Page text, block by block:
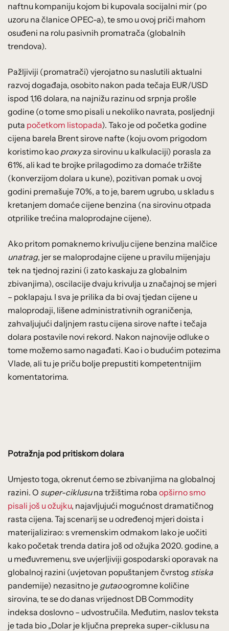
naftnu kompaniju kojom bi kupovala socijalni mir (po
uzoru na članice OPEC-a), te smo u ovoj priči mahom
osuđeni na rolu pasivnih promatrača (globalnih
trendova).
Pažljiviji (promatrači) vjerojatno su naslutili aktualni
razvoj događaja, osobito nakon pada tečaja EUR/USD
ispod 1,16 dolara, na najnižu razinu od srpnja prošle
godine (o tome smo pisali u nekoliko navrata, posljednji
puta početkom listopada). Tako je od početka godine
cijena barela Brent sirove nafte (koju ovom prigodom
koristimo kao proxyza sirovinu u kalkulaciji) porasla za
61%, ali kad te brojke prilagodimo za domaće tržište
(konverzijom dolara u kune), pozitivan pomak u ovoj
godini premašuje 70%, a to je, barem ugrubo, u skladu s
kretanjem domaće cijene benzina (na sirovinu otpada
otprilike trećina maloprodajne cijene).
Ako pritom pomaknemo krivulju cijene benzina malčice
unatrag, jer se maloprodajne cijene u pravilu mijenjaju
tek na tjednoj razini (i zato kaskaju za globalnim
zbivanjima), oscilacije dvaju krivulja u značajnoj se mjeri
– poklapaju. I sva je prilika da bi ovaj tjedan cijene u
maloprodaji, lišene administrativnih ograničenja,
zahvaljujući daljnjem rastu cijena sirove nafte i tečaja
dolara postavile novi rekord. Nakon najnovije odluke o
tome možemo samo nagađati. Kao i o budućim potezima
Vlade, ali tu je priču bolje prepustiti kompetentnijim
komentatorima.
Potražnja pod pritiskom dolara
Umjesto toga, okrenut ćemo se zbivanjima na globalnoj
razini. O super-ciklusuna tržištima roba opširno smo
pisali još u ožujku, najavljujući mogućnost dramatičnog
rasta cijena. Taj scenarij se u određenoj mjeri doista i
materijalizirao: s vremenskim odmakom lako je uočiti
kako početak trenda datira još od ožujka 2020. godine, a
u međuvremenu, sve uvjerljiviji gospodarski oporavak na
globalnoj razini (uvjetovan popuštanjem čvrstog stiska
pandemije) nezasitno je gutaoogromne količine
sirovina, te se do danas vrijednost DB Commodity
indeksa doslovno – udvostručila. Međutim, naslov teksta
je tada bio „Dolar je ključna prepreka super-ciklusu na